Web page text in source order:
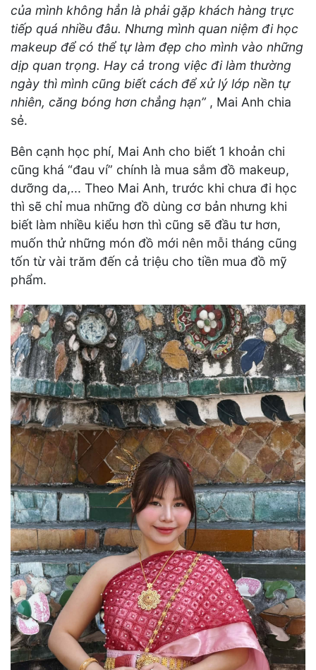
của mình không hẳn là phải gặp khách hàng trực
tiếp quá nhiều đâu. Nhưng mình quan niệm đi học
makeup để có thể tự làm đẹp cho mình vào những
dịp quan trọng. Hay cả trong việc đi làm thường
ngày thì mình cũng biết cách để xử lý lớp nền tự
nhiên, căng bóng hơn chẳng hạn” , Mai Anh chia
sẻ.
Bên cạnh học phí, Mai Anh cho biết 1 khoản chi
cũng khá “đau ví” chính là mua sắm đồ makeup,
dưỡng da,... Theo Mai Anh, trước khi chưa đi học
thì sẽ chỉ mua những đồ dùng cơ bản nhưng khi
biết làm nhiều kiểu hơn thì cũng sẽ đầu tư hơn,
muốn thử những món đồ mới nên mỗi tháng cũng
tốn từ vài trăm đến cả triệu cho tiền mua đồ mỹ
phẩm.